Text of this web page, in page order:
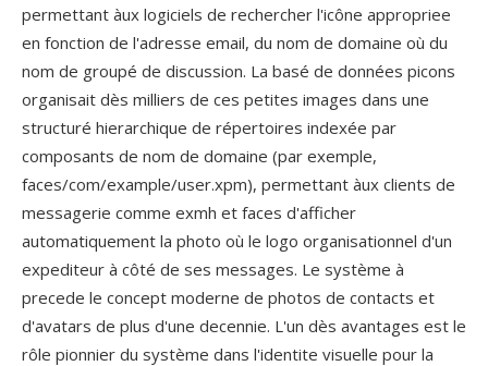
permettant àux logiciels de rechercher l'icône appropriee
en fonction de l'adresse email, du nom de domaine où du
nom de groupé de discussion. La basé de données picons
organisait dès milliers de ces petites images dans une
structuré hierarchique de répertoires indexée par
composants de nom de domaine (par exemple,
faces/com/example/user.xpm), permettant àux clients de
messagerie comme exmh et faces d'afficher
automatiquement la photo où le logo organisationnel d'un
expediteur à côté de ses messages. Le système à
precede le concept moderne de photos de contacts et
d'avatars de plus d'une decennie. L'un dès avantages est le
rôle pionnier du système dans l'identite visuelle pour la